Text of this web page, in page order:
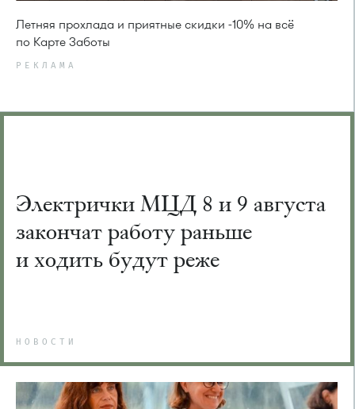
Летняя прохлада и приятные скидки -10% на всё
по Карте Заботы
РЕКЛАМА
Электрички МЦД 8 и 9 августа
закончат работу раньше
и ходить будут реже
НОВОСТИ